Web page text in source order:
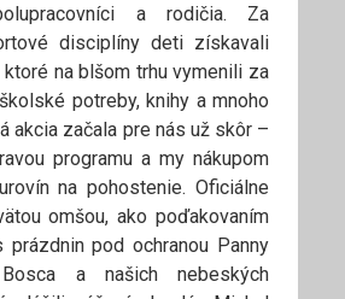
a rodičia. Za
disciplíny deti získavali
ktoré na blšom trhu vymenili za
potreby, knihy a mnoho
akcia začala pre nás už skôr –
programu a my nákupom
na pohostenie. Oficiálne
omšou, ako poďakovaním
prázdnin pod ochranou Panny
a našich nebeských